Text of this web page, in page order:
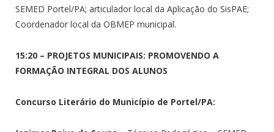
SEMED Portel/PA; articulador local da Aplicação do SisPAE;
Coordenador local da OBMEP municipal.
15:20 – PROJETOS MUNICIPAIS: PROMOVENDO A
FORMAÇÃO INTEGRAL DOS ALUNOS
Concurso Literário do Município de Portel/PA: